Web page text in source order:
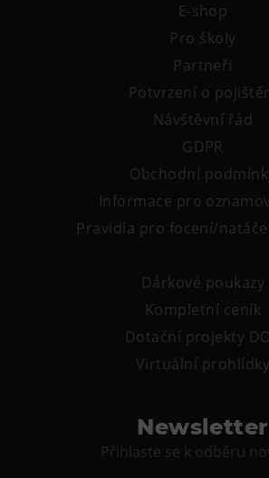
E-shop
Pro školy
Partneři
Potvrzení o
Návštěvní řád
GDPR
Obchodní
Informace pro
Pravidla pro focení/
Dárkové poukazy
Kompletní ceník
Dotační projekty
Virtuální prohlídky
Newsletter
Přihlaste se k odběru